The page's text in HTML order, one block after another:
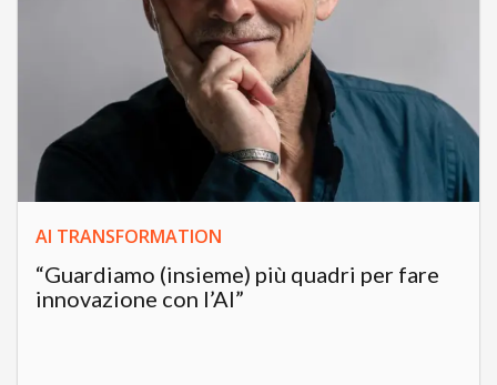
AI TRANSFORMATION
“Guardiamo (insieme) più quadri per fare
innovazione con l’AI”